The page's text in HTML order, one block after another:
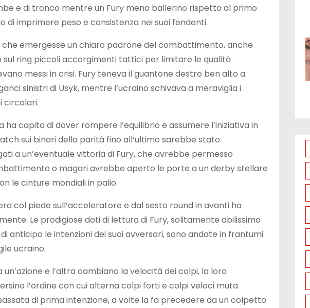
e di tronco mentre un Fury meno ballerino rispetto al primo
di imprimere peso e consistenza nei suoi fendenti.
che emergesse un chiaro padrone del combattimento, anche
ring piccoli accorgimenti tattici per limitare le qualità
messi in crisi. Fury teneva il guantone destro ben alto a
sinistri di Usyk, mentre l’ucraino schivava a meraviglia i
circolari.
capito di dover rompere l’equilibrio e assumere l’iniziativa in
sui binari della parità fino all’ultimo sarebbe stato
a un’eventuale vittoria di Fury, che avrebbe permesso
o magari avrebbe aperto le porte a un derby stellare
le cinture mondiali in palio.
col piede sull’acceleratore e dal sesto round in avanti ha
Le prodigiose doti di lettura di Fury, solitamente abilissimo
anticipo le intenzioni dei suoi avversari, sono andate in frantumi
ucraino.
e l’altra cambiano la velocità dei colpi, la loro
l’ordine con cui alterna colpi forti e colpi veloci muta
di prima intenzione, a volte la fa precedere da un colpetto